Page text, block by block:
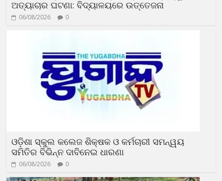
ଅତ୍ୟାଚାର ଘଟଣା: ବିଦ୍ୟାଳୟରେ ଉତ୍ତେଜନା
06/08/2026 0
ଓଡ଼ିଶା ସ୍କୁଲ କଲେଜ ଶିକ୍ଷକ ଓ କର୍ମଚାରୀ ସମନ୍ୱୟ
ସମିତିର ବିଭିନ୍ନ ଦାବିନେଇ ଧାରଣା
06/08/2026 0